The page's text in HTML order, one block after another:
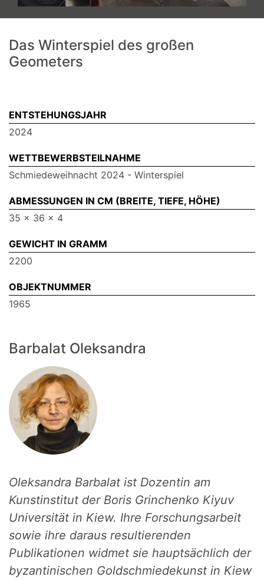
Das Winterspiel des großen
Geometers
ENTSTEHUNGSJAHR
2024
WETTBEWERBSTEILNAHME
Schmiedeweihnacht 2024 - Winterspiel
ABMESSUNGEN IN CM (BREITE, TIEFE, HÖHE)
35 x 36 x 4
GEWICHT IN GRAMM
2200
OBJEKTNUMMER
1965
Barbalat Oleksandra
Oleksandra Barbalat ist Dozentin am
Kunstinstitut der Boris Grinchenko Kiyuv
Universität in Kiew. Ihre Forschungsarbeit
sowie ihre daraus resultierenden
Publikationen widmet sie hauptsächlich der
byzantinischen Goldschmiedekunst in Kiew